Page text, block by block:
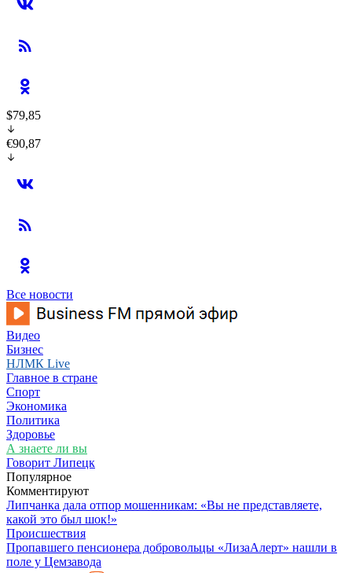
$79,85
€90,87
Все новости
Видео
Бизнес
НЛМК Live
Главное в стране
Спорт
Экономика
Политика
Здоровье
А знаете ли вы
Говорит Липецк
Популярное
Комментируют
Липчанка дала отпор мошенникам: «Вы не представляете,
какой это был шок!»
Происшествия
Пропавшего пенсионера добровольцы «ЛизаАлерт» нашли в
поле у Цемзавода